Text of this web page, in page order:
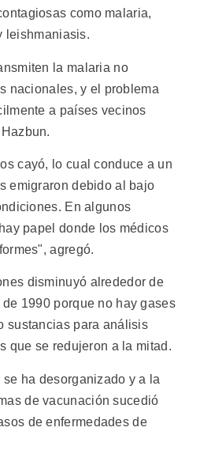
como malaria,
leishmaniasis.
la malaria no
nacionales, y el problema
a países vecinos
cayó, lo cual conduce a un
emigraron debido al bajo
En algunos
papel donde los médicos
agregó.
disminuyó alrededor de
1990 porque no hay gases
sustancias para análisis
que se redujeron a la mitad.
ha desorganizado y a la
de vacunación sucedió
de enfermedades de